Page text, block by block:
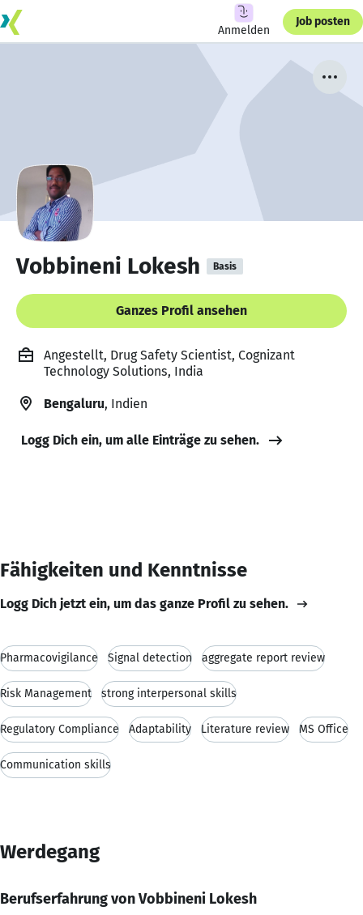
Anmelden
Job posten
Vobbineni Lokesh Basis
Ganzes Profil ansehen
Angestellt, Drug Safety Scientist, Cognizant
Technology Solutions, India
Bengaluru, Indien
Logg Dich ein, um alle Einträge zu sehen.
Fähigkeiten und Kenntnisse
Logg Dich jetzt ein, um das ganze Profil zu sehen.
Pharmacovigilance Signal detection aggregate report review
Risk Management strong interpersonal skills
Regulatory Compliance Adaptability Literature review MS Office
Communication skills
Werdegang
Berufserfahrung von Vobbineni Lokesh